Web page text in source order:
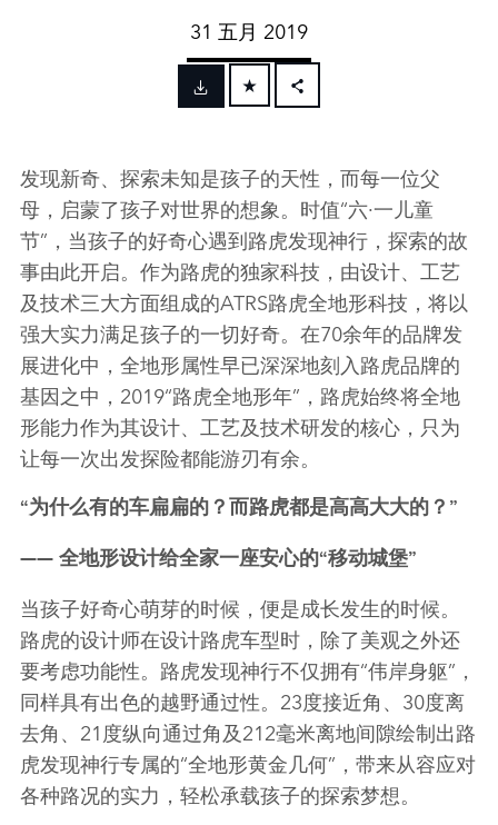
31 五月 2019
FACEBOOK
LINKEDIN
SHARE
发现新奇、探索未知是孩子的天性，而每一位父
母，启蒙了孩子对世界的想象。时值“六·一儿童
节” ，当孩子的好奇心遇到路虎发现神行，探索的故
事由此开启。作为路虎的独家科技，由设计、工艺
及技术三大方面组成的ATRS路虎全地形科技，将以
强大实力满足孩子的一切好奇。在70余年的品牌发
展进化中，全地形属性早已深深地刻入路虎品牌的
基因之中， 2019“路虎全地形年” ， 路虎始终将全地
形能力作为其设计、工艺及技术研发的核心，只为
让每一次出发探险都能游刃有余。
“为什么有的车扁扁的？而路虎都是高高大大的？ ”
—— 全地形设计给全家一座安心的“移动城堡”
当孩子好奇心萌芽的时候，便是成长发生的时候。
路虎的设计师在设计路虎车型时，除了美观之外还
要考虑功能性。路虎发现神行不仅拥有“伟岸身躯” ，
同样具有出色的越野通过性。 23度接近角、 30度离
去角、 21度纵向通过角及212毫米离地间隙绘制出路
虎发现神行专属的“全地形黄金几何” ，带来从容应对
各种路况的实力，轻松承载孩子的探索梦想。